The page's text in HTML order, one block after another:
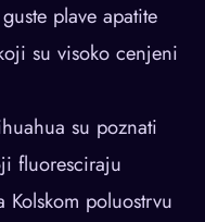
plave apatite
su visoko cenjeni
su poznati
fluoresciraju
poluostrvu